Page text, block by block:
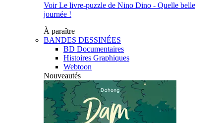
Voir Le livre-puzzle de Nino Dino - Quelle belle
journée !
À paraître
BANDES DESSINÉES
BD Documentaires
Histoires Graphiques
Webtoon
Nouveautés